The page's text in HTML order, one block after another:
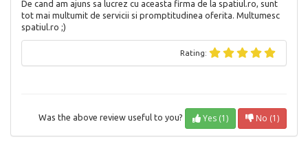
De cand am ajuns sa lucrez cu aceasta firma de la spatiul.ro, sunt
tot mai multumit de servicii si promptitudinea oferita. Multumesc
spatiul.ro ;)
Rating:
Was the above review useful to you? Yes (1) No (1)